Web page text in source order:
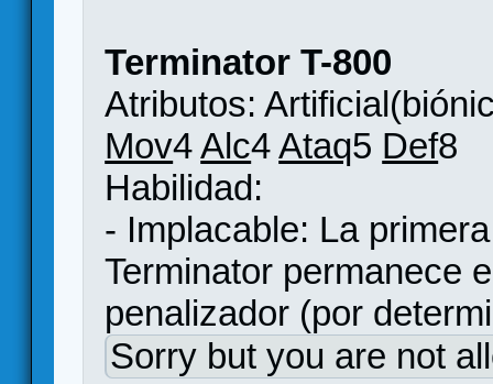
Terminator T-800
Atributos:
Mov4Alc4Ataq5 Def8
Habilidad:
- Implacable: La
Terminator permanece
penalizador (por
Sorry but you are not